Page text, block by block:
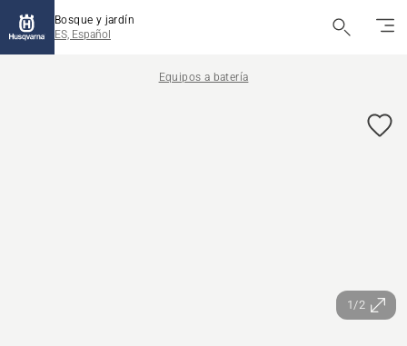
Bosque y jardín
ES, Español
Equipos a batería
1/2